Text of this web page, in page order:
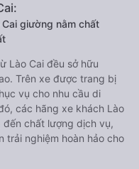
giường nằm chất
Lào Cai đều sở hữu
Trên xe được trang bị
vụ cho nhu cầu di
các hãng xe khách Lào
đến chất lượng dịch vụ,
trải nghiệm hoàn hảo cho